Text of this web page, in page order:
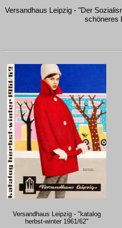
Versandhaus Leipzig - "Der
schöneres
Versandhaus Leipzig - "katalog
herbst-winter 1961/62"